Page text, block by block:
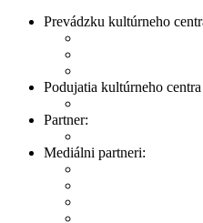
Prevádzku kultúrneho
Podujatia kultúrneho
Partner:
Mediálni partneri: